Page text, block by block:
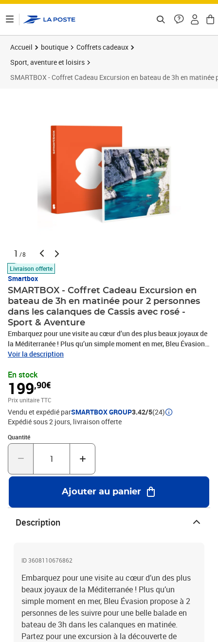
Accueil boutique
Coffrets cadeaux
Sport, aventure et loisirs
SMARTBOX - Coffret Cadeau Excursion en bateau de 3h en
1 /8
Livraison offerte
Smartbox
SMARTBOX - Coffret Cadeau Excursion en
bateau de 3h en matinée pour 2 personnes
dans les calanques de Cassis avec rosé -
Sport & Aventure
Embarquez pour une visite au cœur d’un des plus beaux joyaux de
la Méditerranée ! Plus qu’un simple moment en mer, Bleu Évasion
propose à 2 personnes de les suivre pour une belle balade en
excursion à la découverte de sublimes plages escarpées de la côte
tout en passant par les îles Tiboulen, Maire, de Jarre, Plane, de
Riou. Vous accéderez ainsi aux calanques de Sormiou, de Morgiou
et de Sugiton. Prenez conscience de la beauté environnante et de
l’eau cristalline qui vous entoure alors que vous traversez l’un des
parcs nationaux les plus fragiles au monde. Faune et flore s’y
rencontrent sur plusieurs hectares pour créer un précieux
sanctuaire de biodiversité. Tout le matériel vous sera fourni pour
que vous passiez un moment exceptionnel : skipper, palmes,
d’une escapade au fil de l’eau que vous n’oublierez jamais
!Excursion en bateau de 3h en matinée pour 2 personnes dans les
calanques de Cassis avec rosé
Voir la description
En stock
199,90€
Prix unitaire TTC
Vendu et expédié parSMARTBOX GROUP3.42/5(24)
Expédié sous 2 jours livraison offerte
Quantité
Quantité : 1
Ajouter au panier
Description
ID 3608110676862
Embarquez pour une visite au cœur d’un des plus
beaux joyaux de la Méditerranée ! Plus qu’un
simple moment en mer, Bleu Évasion propose à 2
personnes de les suivre pour une belle balade en
bateau de 3h dans les calanques en matinée.
Partez pour une excursion à la découverte de